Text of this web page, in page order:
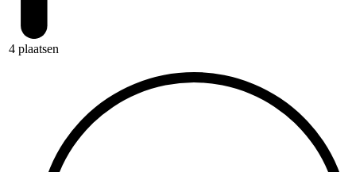
4 plaatsen